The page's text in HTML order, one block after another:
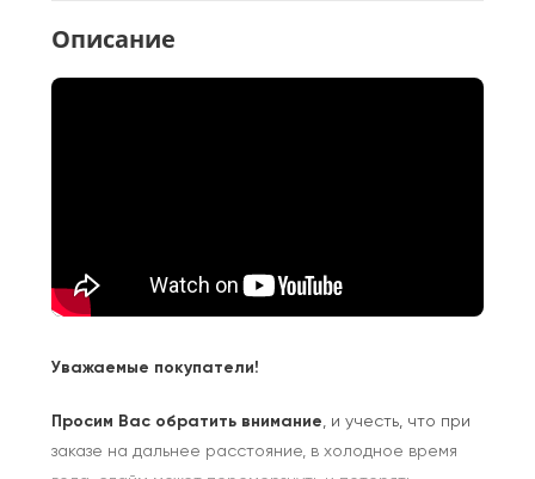
Описание
Уважаемые покупатели!
Просим Вас обратить внимание , и учесть, что при
заказе на дальнее расстояние, в холодное время